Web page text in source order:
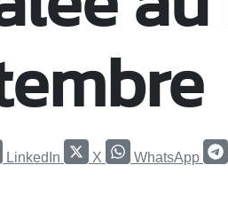
LinkedIn X WhatsApp